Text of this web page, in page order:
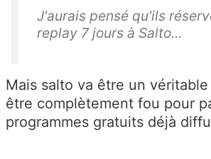
J'aurais pensé qu'ils
replay 7 jours à Salto...
Mais salto va être un
être complètement fou pour
programmes gratuits déjà